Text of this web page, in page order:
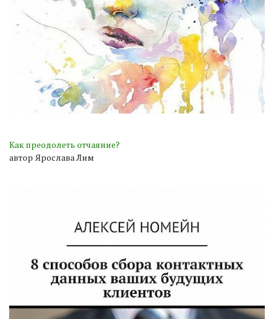
Как преодолеть отчаяние?
автор Ярослава Лим